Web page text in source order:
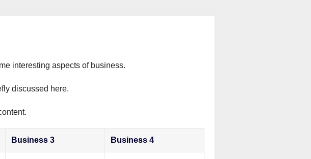
interesting aspects of business.
discussed here.
Business 3 Business 4